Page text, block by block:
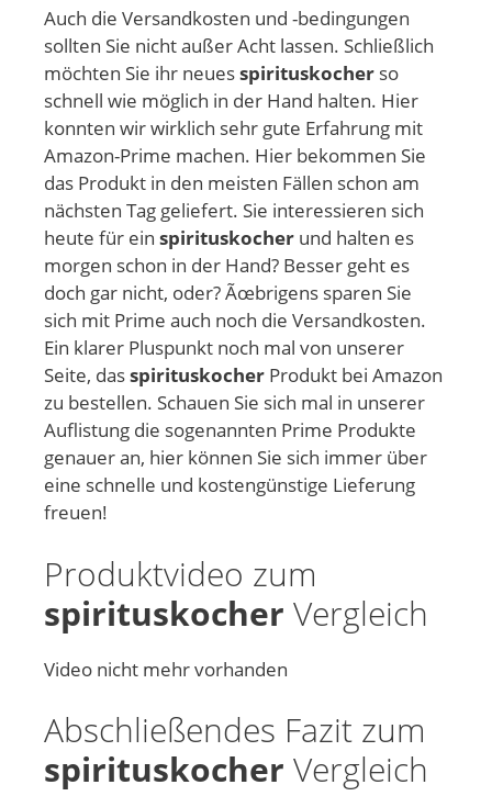
Auch die Versandkosten und -bedingungen
sollten Sie nicht außer Acht lassen. Schließlich
möchten Sie ihr neuesspirituskocher so
schnell wie möglich in der Hand halten. Hier
konnten wir wirklich sehr gute Erfahrung mit
Amazon-Prime machen. Hier bekommen Sie
das Produkt in den meisten Fällen schon am
nächsten Tag geliefert. Sie interessieren sich
heute für ein spirituskocher und halten es
morgen schon in der Hand? Besser geht es
doch gar nicht, oder? Ãœbrigens sparen Sie
sich mit Prime auch noch die Versandkosten.
Ein klarer Pluspunkt noch mal von unserer
Seite, dasspirituskocher Produkt bei Amazon
zu bestellen. Schauen Sie sich mal in unserer
Auflistung die sogenannten Prime Produkte
genauer an, hier können Sie sich immer über
eine schnelle und kostengünstige Lieferung
freuen!
Produktvideo zum
spirituskocher Vergleich
Video nicht mehr vorhanden
Abschließendes Fazit zum
spirituskocher Vergleich